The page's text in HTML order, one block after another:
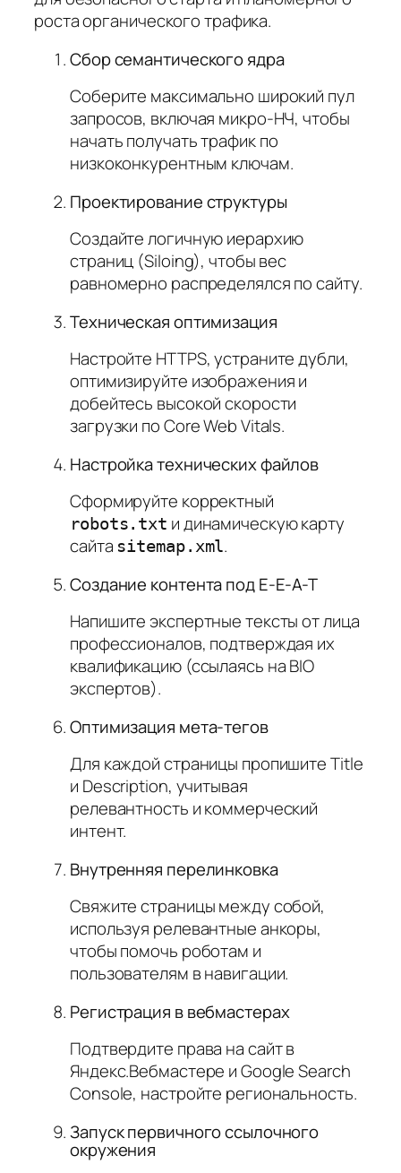
роста органического трафика.
Сбор семантического ядра
Соберите максимально широкий пул
запросов, включая микро-НЧ, чтобы
начать получать трафик по
низкоконкурентным ключам.
Проектирование структуры
Создайте логичную иерархию
страниц (Siloing), чтобы вес
равномерно распределялся по сайту.
Техническая оптимизация
Настройте HTTPS, устраните дубли,
оптимизируйте изображения и
добейтесь высокой скорости
загрузки по Core Web Vitals.
Настройка технических файлов
Сформируйте корректный
robots.txt и динамическую карту
сайта sitemap.xml.
Создание контента под E-E-A-T
Напишите экспертные тексты от лица
профессионалов, подтверждая их
квалификацию (ссылаясь на BIO
экспертов).
Оптимизация мета-тегов
Для каждой страницы пропишите Title
и Description, учитывая
релевантность и коммерческий
интент.
Внутренняя перелинковка
Свяжите страницы между собой,
используя релевантные анкоры,
чтобы помочь роботам и
пользователям в навигации.
Регистрация в вебмастерах
Подтвердите права на сайт в
Яндекс.Вебмастере и Google Search
Console, настройте региональность.
Запуск первичного ссылочного
окружения